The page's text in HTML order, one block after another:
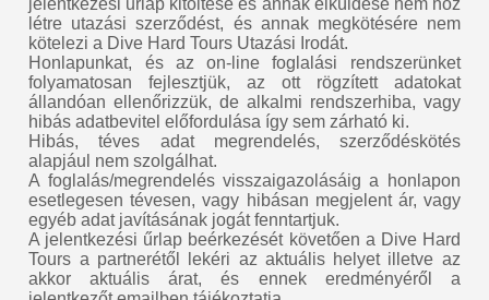
jelentkezési űrlap kitöltése és annak elküldése nem hoz
létre utazási szerződést, és annak megkötésére nem
kötelezi a Dive Hard Tours Utazási Irodát.
Honlapunkat, és az on-line foglalási rendszerünket
folyamatosan fejlesztjük, az ott rögzített adatokat
állandóan ellenőrizzük, de alkalmi rendszerhiba, vagy
hibás adatbevitel előfordulása így sem zárható ki.
Hibás, téves adat megrendelés, szerződéskötés
alapjául nem szolgálhat.
A foglalás/megrendelés visszaigazolásáig a honlapon
esetlegesen tévesen, vagy hibásan megjelent ár, vagy
egyéb adat javításának jogát fenntartjuk.
A jelentkezési űrlap beérkezését követően a Dive Hard
Tours a partnerétől lekéri az aktuális helyet illetve az
akkor aktuális árat, és ennek eredményéről a